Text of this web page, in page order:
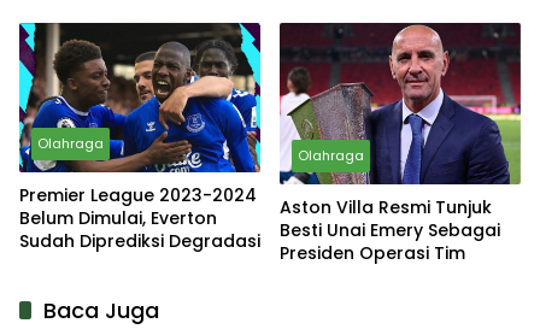
Hampir Gabung Sang Rival
Olahraga
Premier League 2023-2024
Belum Dimulai, Everton
Sudah Diprediksi Degradasi
Olahraga
Aston Villa Resmi Tunjuk
Besti Unai Emery Sebagai
Presiden Operasi Tim
Baca Juga